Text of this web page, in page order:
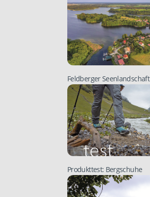
Feldberger Seenlandschaft
Produkttest: Bergschuhe